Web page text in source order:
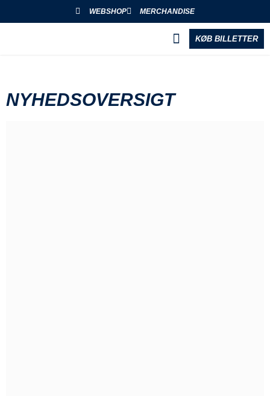
WEBSHOP MERCHANDISE
KØB BILLETTER
NYHEDSOVERSIGT